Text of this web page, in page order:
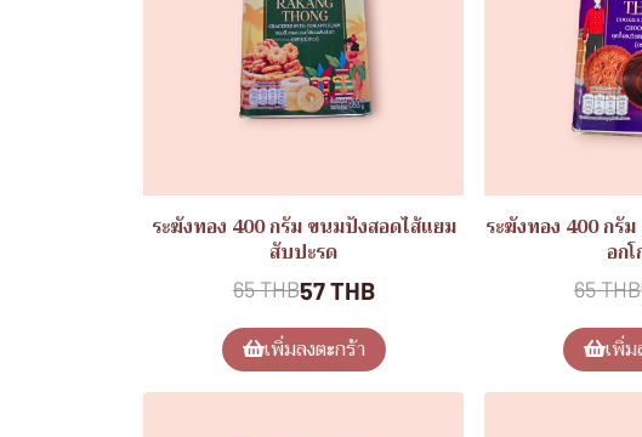
ระฆังทอง 400 กรัม ขนมปังสอดไส้แยม
สับปะรด
65 THB57 THB
เพิ่มลงตะกร้า
ระฆังทอง 400 กรั
อก
65 THB
เพิ่ม